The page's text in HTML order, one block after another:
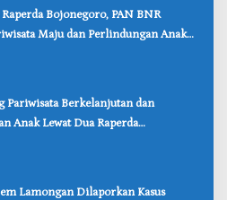
Bojonegoro, PAN BNR
Maju dan Perlindungan Anak
Pariwisata Berkelanjutan dan
Anak Lewat Dua Raperda
Lamongan Dilaporkan Kasus